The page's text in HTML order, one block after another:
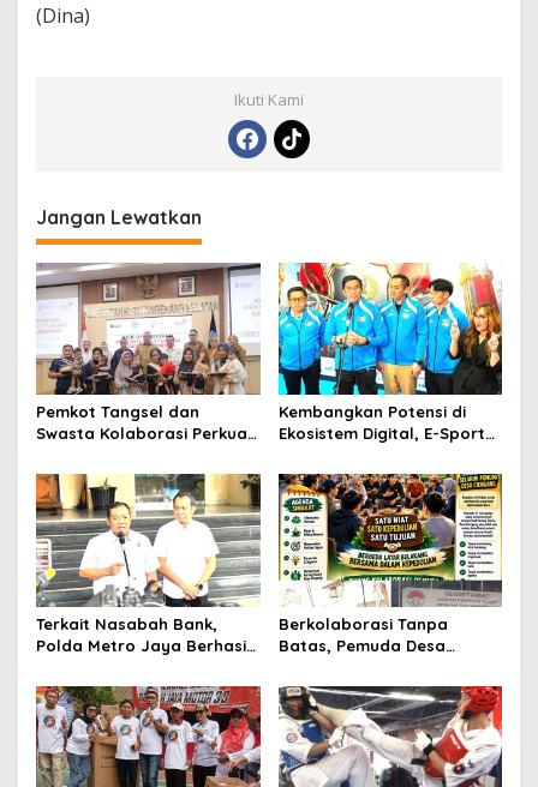
(Dina)
Ikuti Kami
Jangan Lewatkan
Pemkot Tangsel dan
Swasta Kolaborasi Perkuat
SIGAP Anak Sehat 2026
Kembangkan Potensi di
Ekosistem Digital, E-Sports
Wadah Gen Z
Terkait Nasabah Bank,
Polda Metro Jaya Berhasil
Curas
Berkolaborasi Tanpa
Batas, Pemuda Desa
Nyata untuk Kemajuan
Desa